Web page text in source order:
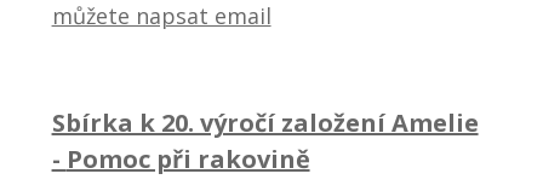
můžete napsat email
Sbírka k 20. výročí založení Amelie
- Pomoc při rakovině